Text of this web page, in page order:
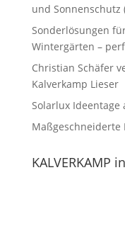
und Sonnenschutz
Sonderlösungen
Wintergärten –
Christian Schäfer
Kalverkamp Lieser
Solarlux Ideentage
Maßgeschneiderte
KALVERKAMP